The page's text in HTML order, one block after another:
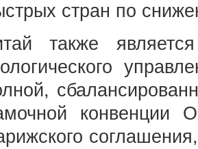
стран по
также
конвенции